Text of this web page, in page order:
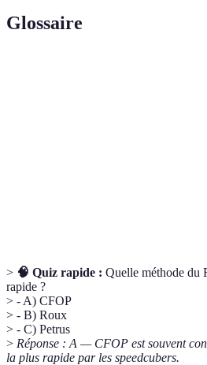
Glossaire
> 🧠 Quiz rapide : Quelle méthode du
rapide ?
> - A) CFOP
> - B) Roux
> - C) Petrus
> Réponse : A — CFOP est souvent
la plus rapide par les speedcubers.